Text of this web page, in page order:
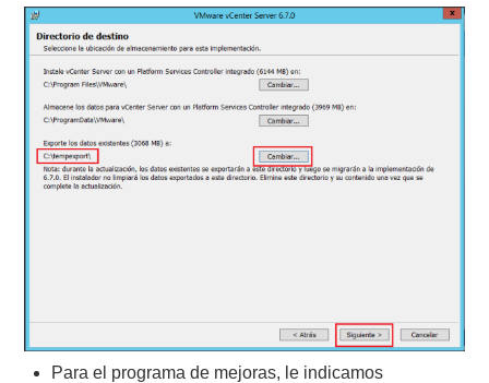
Para el programa de mejoras, le indicamos